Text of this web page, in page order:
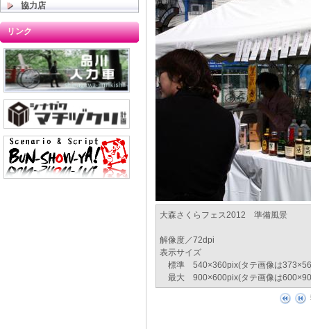
大森さくらフェス2012 準備風景
解像度／72dpi
表示サイズ
標準 540×360pix(タテ画像は
最大 900×600pix(タテ画像は
協力店
リンク